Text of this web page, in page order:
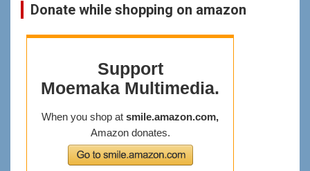
Donate while shopping on amazon